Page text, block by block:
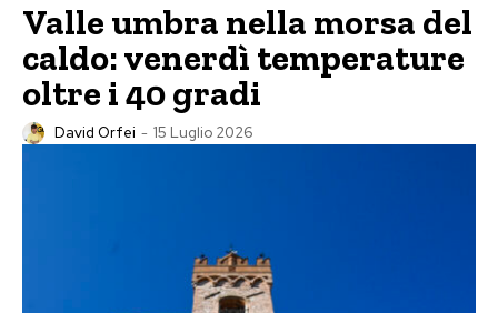
Valle umbra nella morsa del
caldo: venerdì temperature
oltre i 40 gradi
David Orfei - 15 Luglio 2026